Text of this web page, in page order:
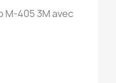
M-405 3M avec